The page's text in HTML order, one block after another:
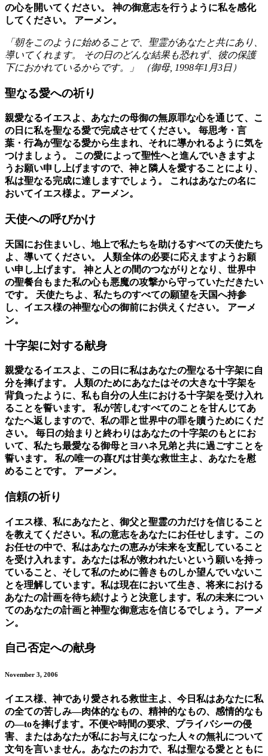
の心を開いてください。 神の御意志を行うように私を感化
してください。 アーメン。
「朝をこのように始めることで、聖霊があなたと共にあり、
導いてくれます。 その日のどんな結果も恐れず、彼の保護
下におかれているからです。」 （御母, 1998年1月3日 ）
聖なる愛への祈り
親愛なるイエスよ、あなたの母御の無原罪な心を通じて、こ
の日に私を聖なる愛で完成させてください。 毎思考・言
葉・行為が聖なる愛から生まれ、それに導かれるように気を
つけましょう。 この愛によって聖性へと進んでいきますよ
うお願い申し上げますので、神と隣人を愛することにより、
私は聖なる完成に達しますでしょう。 これはあなたの名に
おいてイエス様よ。アーメン。
天使への呼びかけ
天国にお住まいし、地上で私たちを助けるすべての天使たち
よ、導いてください。 人類全体の必要に応えますようお願
い申し上げます。 神と人との間のつながりとなり、世界中
の聖餐台もまた私の心も悪魔の攻撃から守っていただきたい
です。 天使たちよ、私たちのすべての願望を天国へ持参
し、イエス様の神聖な心の御前にお供えください。 アーメ
ン。
十字架に対する献身
親愛なるイエスよ、この日に私はあなたの聖なる十字架に自
分を捧げます。 人類のためにあなたはその大きな十字架を
背負ったように、私も自分の人生における十字架を受け入れ
ることを誓います。 私が苦しむすべてのことを甘んじてあ
なたへ返しますので、私の罪と世界中の罪を贖うためにくだ
さい。 毎日の始まりと終わりはあなたの十字架のもとにお
いて、私たち最愛なる御母とヨハネ兄弟と共に過ごすことを
誓います。 私の唯一の喜びは甘美な救世主よ、あなたを慰
めることです。 アーメン。
信頼の祈り
イエス様、私にあなたと、御父と聖霊の力だけを信じること
を教えてください。私の意志をあなたにお任せします。この
お任せの中で、私はあなたの恵みが未来を支配していること
を受け入れます。あなたは私が救われたいという願いを持っ
ていること、そして私のために善きものしか望んでいないこ
とを理解しています。私は現在において生き、将来における
あなたの計画を待ち続けようと決意します。私の未来につい
てのあなたの計画と神聖な御意志を信じるでしょう。アーメ
ン。
自己否定への献身
November 3, 2006
イエス様、神であり愛される救世主よ、今日私はあなたに私
の全ての苦しみ—肉体的なもの、精神的なもの、感情的なも
の—toを捧げます。不便や時間の要求、プライバシーの侵
害、またはあなたが私にお与えになった人々の無礼について
文句を言いません。あなたのお力で、私は聖なる愛とともに